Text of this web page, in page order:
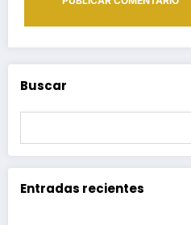
Buscar
Entradas recientes